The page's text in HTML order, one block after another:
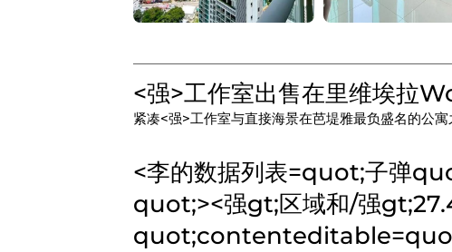
<强>工作室出售在里维埃拉
紧凑<强>工作室与直接海景在芭堤雅最负盛名的公
<李的数据列表=quot;子弹
quot;><强gt;区域和/强